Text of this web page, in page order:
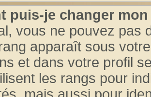
puis-je changer
vous ne pouvez pas
apparaît sous
et dans votre profil
les rangs pour